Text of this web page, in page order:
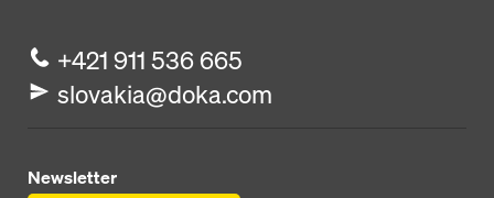
+421 911 536 665
slovakia@doka.com
Newsletter